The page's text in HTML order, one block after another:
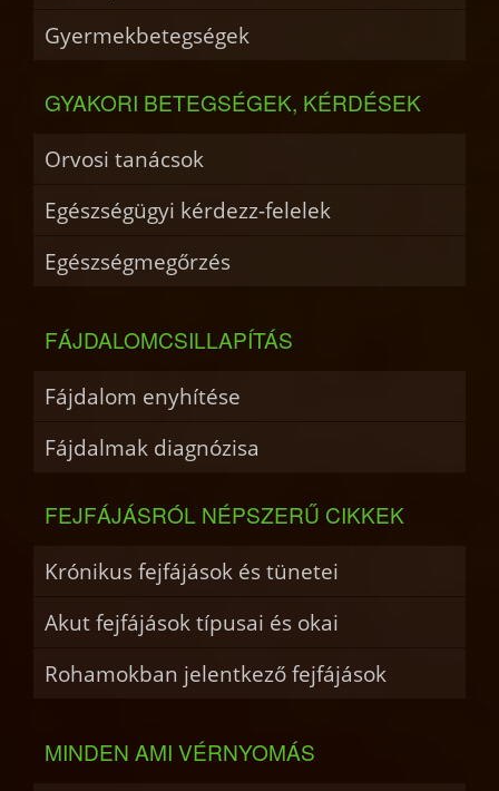
Gyermekbetegségek
GYAKORI BETEGSÉGEK, KÉRDÉSEK
Orvosi tanácsok
Egészségügyi kérdezz-felelek
Egészségmegőrzés
FÁJDALOMCSILLAPÍTÁS
Fájdalom enyhítése
Fájdalmak diagnózisa
FEJFÁJÁSRÓL NÉPSZERŰ CIKKEK
Krónikus fejfájások és tünetei
Akut fejfájások típusai és okai
Rohamokban jelentkező fejfájások
MINDEN AMI VÉRNYOMÁS